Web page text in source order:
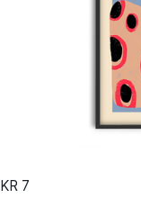
KR 7